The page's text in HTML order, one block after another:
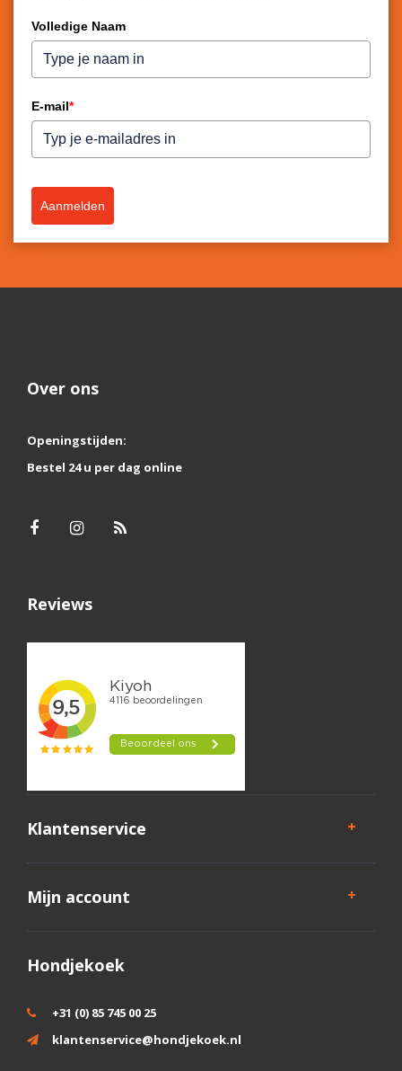
Volledige Naam
E-mail*
Aanmelden
Over ons
Openingstijden:
Bestel 24 u per dag online
Reviews
Klantenservice
Mijn account
Hondjekoek
+31 (0) 85 745 00 25
klantenservice@hondjekoek.nl